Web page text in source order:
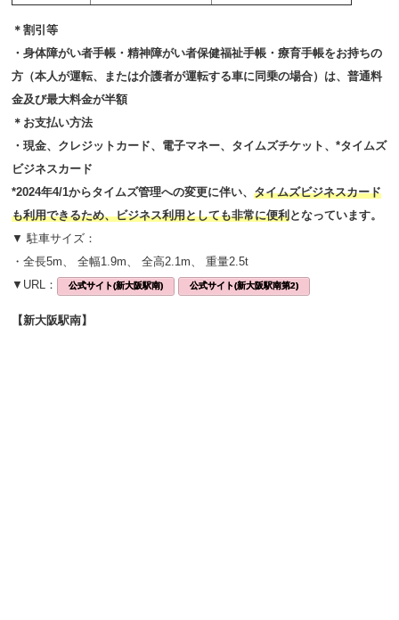
＊割引等
・身体障がい者手帳・精神障がい者保健福祉手帳・療育手帳をお持ちの
方（本人が運転、または介護者が運転する車に同乗の場合）は、普通料
金及び最大料金が半額
＊お支払い方法
・現金、クレジットカード、電子マネー、タイムズチケット、*タイムズ
ビジネスカード
*2024年4/1からタイムズ管理への変更に伴い、タイムズビジネスカード
も利用できるため、ビジネス利用としても非常に便利となっています。
▼ 駐車サイズ：
・全長5m、 全幅1.9m、 全高2.1m、 重量2.5t
▼URL：
公式サイト(新大阪駅南) 公式サイト(新大阪駅南第2)
【新大阪駅南】